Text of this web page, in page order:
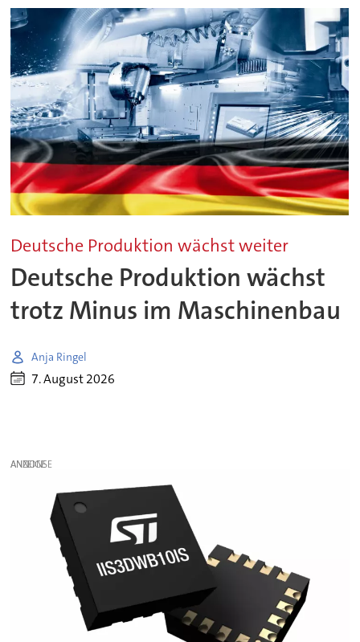
Deutsche Produktion wächst weiter
Deutsche Produktion wächst
trotz Minus im Maschinenbau
Anja Ringel
7. August 2026
ANZEIGE